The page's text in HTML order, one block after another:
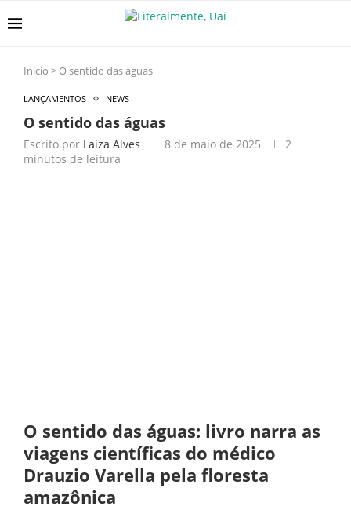
Início > O sentido das águas
LANÇAMENTOS NEWS
O sentido das águas
Escrito por Laiza Alves 8 de maio de 2025
2
minutos de leitura
O sentido das águas: livro narra as
viagens científicas do médico
Drauzio Varella pela floresta
amazônica